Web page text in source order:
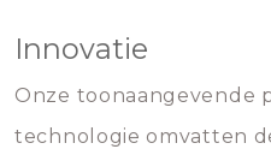
Innovatie
Onze toonaangevende
technologie omvatten